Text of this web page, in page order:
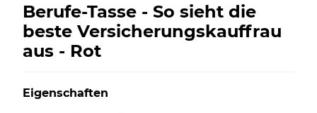
Berufe-Tasse - So sieht die
beste Versicherungskauffrau
aus - Rot
Eigenschaften